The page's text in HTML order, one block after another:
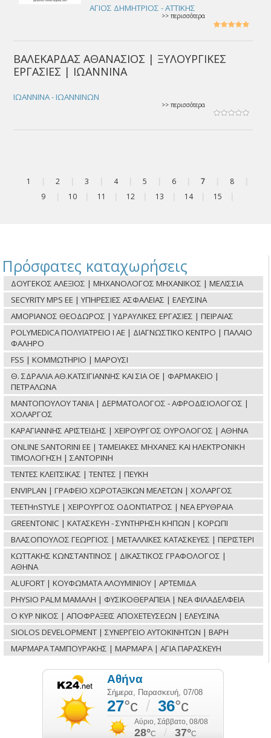
ΑΓΙΟΣ ΔΗΜΗΤΡΙΟΣ - ΑΤΤΙΚΗΣ
>> περισσότερα
ΒΑΛΕΚΑΡΔΑΣ ΑΘΑΝΑΣΙΟΣ | ΞΥΛΟΥΡΓΙΚΕΣ
ΕΡΓΑΣΙΕΣ | ΙΩΑΝΝΙΝΑ
ΙΩΑΝΝΙΝΑ - ΙΩΑΝΝΙΝΩΝ
>> περισσότερα
1 2 3 4 5 6 7 8
9
10 11 12 13 14 15
Πρόσφατες καταχωρήσεις
ΔΟΥΓΕΚΟΣ ΑΛΕΞΙΟΣ | ΜΗΧΑΝΟΛΟΓΟΣ ΜΗΧΑΝΙΚΟΣ | ΜΕΛΙΣΣΙΑ
SECYRITY MPS ΕΕ | ΥΠΗΡΕΣΙΕΣ ΑΣΦΑΛΕΙΑΣ | ΕΛΕΥΣΙΝΑ
ΑΜΟΡΙΑΝΟΣ ΘΕΟΔΩΡΟΣ | ΥΔΡΑΥΛΙΚΕΣ ΕΡΓΑΣΙΕΣ | ΠΕΙΡΑΙΑΣ
POLYMEDICA ΠΟΛΥΪΑΤΡΕΙΟ Ι ΑΕ | ΔΙΑΓΝΩΣΤΙΚΟ ΚΕΝΤΡΟ | ΠΑΛΑΙΟ
ΦΑΛΗΡΟ
FSS | ΚΟΜΜΩΤΗΡΙΟ | ΜΑΡΟΥΣΙ
Θ. ΣΔΡΑΛΙΑ ΑΘ.ΚΑΤΣΙΓΙΑΝΝΗΣ ΚΑΙ ΣΙΑ ΟΕ | ΦΑΡΜΑΚΕΙΟ |
ΠΕΤΡΑΛΩΝΑ
ΜΑΝΤΟΠΟΥΛΟΥ ΤΑΝΙΑ | ΔΕΡΜΑΤΟΛΟΓΟΣ - ΑΦΡΟΔΙΣΙΟΛΟΓΟΣ |
ΧΟΛΑΡΓΟΣ
ΚΑΡΑΓΙΑΝΝΗΣ ΑΡΙΣΤΕΙΔΗΣ | ΧΕΙΡΟΥΡΓΟΣ ΟΥΡΟΛΟΓΟΣ | ΑΘΗΝΑ
ONLINE SANTORINI ΕΕ | ΤΑΜΕΙΑΚΕΣ ΜΗΧΑΝΕΣ ΚΑΙ ΗΛΕΚΤΡΟΝΙΚΗ
ΤΙΜΟΛΟΓΗΣΗ | ΣΑΝΤΟΡΙΝΗ
ΤΕΝΤΕΣ ΚΛΕΙΤΣΙΚΑΣ | ΤΕΝΤΕΣ | ΠΕΥΚΗ
ENVIPLAN | ΓΡΑΦΕΙΟ ΧΩΡΟΤΑΞΙΚΩΝ ΜΕΛΕΤΩΝ | ΧΟΛΑΡΓΟΣ
TEETHnSTYLE | ΧΕΙΡΟΥΡΓΟΣ ΟΔΟΝΤΙΑΤΡΟΣ | ΝΕΑ ΕΡΥΘΡΑΙΑ
GREENTONIC | ΚΑΤΑΣΚΕΥΗ - ΣΥΝΤΗΡΗΣΗ ΚΗΠΩΝ | ΚΟΡΩΠΙ
ΒΛΑΣΟΠΟΥΛΟΣ ΓΕΩΡΓΙΟΣ | ΜΕΤΑΛΛΙΚΕΣ ΚΑΤΑΣΚΕΥΕΣ | ΠΕΡΙΣΤΕΡΙ
ΚΩΤΤΑΚΗΣ ΚΩΝΣΤΑΝΤΙΝΟΣ | ΔΙΚΑΣΤΙΚΟΣ ΓΡΑΦΟΛΟΓΟΣ |
ΑΘΗΝΑ
ALUFORT | ΚΟΥΦΩΜΑΤΑ ΑΛΟΥΜΙΝΙΟΥ | ΑΡΤΕΜΙΔΑ
PHYSIO PALM ΜΑΜΑΛΗ | ΦΥΣΙΚΟΘΕΡΑΠΕΙΑ | ΝΕΑ ΦΙΛΑΔΕΛΦΕΙΑ
Ο ΚΥΡ ΝΙΚΟΣ | ΑΠΟΦΡΑΞΕΙΣ ΑΠΟΧΕΤΕΥΣΕΩΝ | ΕΛΕΥΣΙΝΑ
SIOLOS DEVELOPMENT | ΣΥΝΕΡΓΕΙΟ ΑΥΤΟΚΙΝΗΤΩΝ | ΒΑΡΗ
ΜΑΡΜΑΡΑ ΤΑΜΠΟΥΡΑΚΗΣ | ΜΑΡΜΑΡΑ | ΑΓΙΑ ΠΑΡΑΣΚΕΥΗ